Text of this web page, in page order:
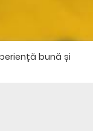
bună și